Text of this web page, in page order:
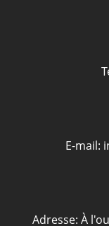
E-mail:
Adresse: À